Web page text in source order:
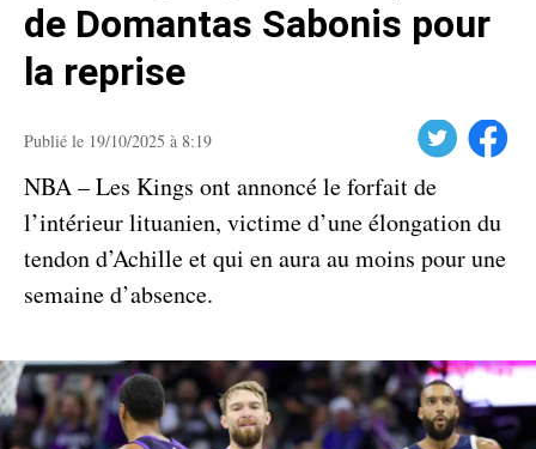
de Domantas Sabonis pour
la reprise
Publié le 19/10/2025 à 8:19 Facebook
NBA – Les Kings ont annoncé le forfait de
l’intérieur lituanien, victime d’une élongation du
tendon d’Achille et qui en aura au moins pour une
semaine d’absence.